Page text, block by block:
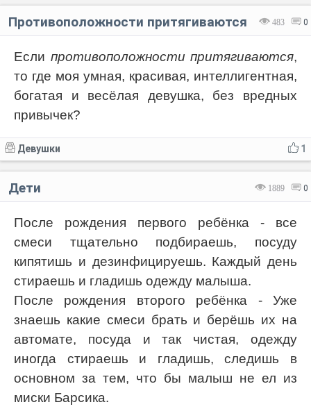
483 0
Противоположности притягиваются
Если противоположности притягиваются,
то где моя умная, красивая, интеллигентная,
богатая и весёлая девушка, без вредных
привычек?
1
Девушки
1889 0
Дети
После рождения первого ребёнка - все
смеси тщательно подбираешь, посуду
кипятишь и дезинфицируешь. Каждый день
стираешь и гладишь одежду малыша.
После рождения второго ребёнка - Уже
знаешь какие смеси брать и берёшь их на
автомате, посуда и так чистая, одежду
иногда стираешь и гладишь, следишь в
основном за тем, что бы малыш не ел из
миски Барсика.